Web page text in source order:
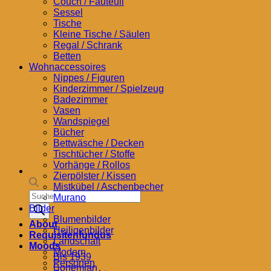
Products
search
About
Requisitenfundus
Moods
Bis 1939
Bohemian
Sessel
Tische
Kleine Tische / Säulen
Regal / Schrank
Betten
Wohnaccessoires
Nippes / Figuren
Kinderzimmer / Spielzeug
Badezimmer
Vasen
Wandspiegel
Bücher
Bettwäsche / Decken
Tischtücher / Stoffe
Vorhänge / Rollos
Zierpölster / Kissen
Mistkübel / Aschenbecher
Murano
Bilder
Blumenbilder
Heiligenbilder
Landschaft
Modern
Personen